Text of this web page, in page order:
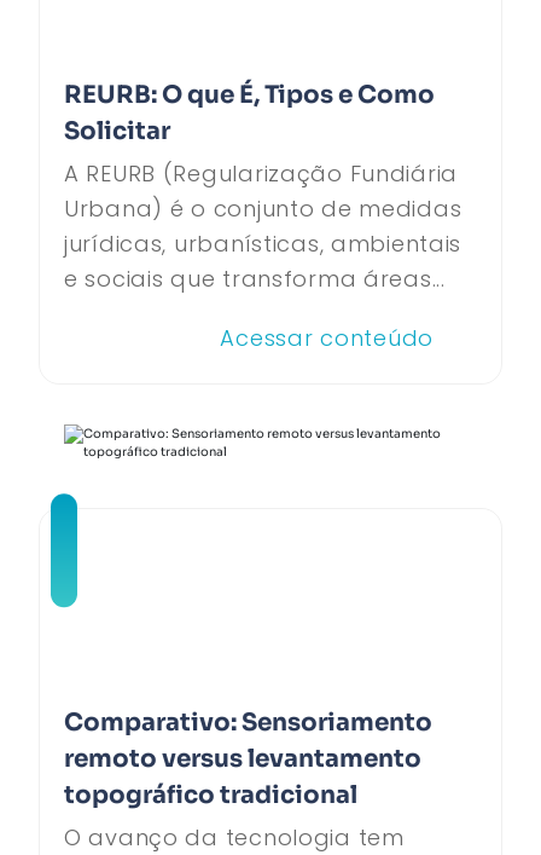
REURB: O que É, Tipos e Como
Solicitar
A REURB (Regularização Fundiária
Urbana) é o conjunto de medidas
jurídicas, urbanísticas, ambientais
e sociais que transforma áreas...
Acessar conteúdo
Comparativo: Sensoriamento
remoto versus levantamento
topográfico tradicional
O avanço da tecnologia tem